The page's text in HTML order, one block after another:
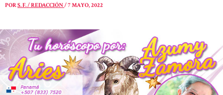
PORS. F. / REDACCIÓN/7 MAYO, 2022